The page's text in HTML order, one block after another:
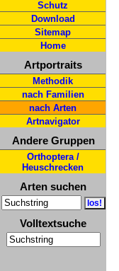
Schutz
Download
Sitemap
Home
Artportraits
Methodik
nach Familien
nach Arten
Artnavigator
Andere Gruppen
Orthoptera /
Heuschrecken
Arten suchen
Volltextsuche